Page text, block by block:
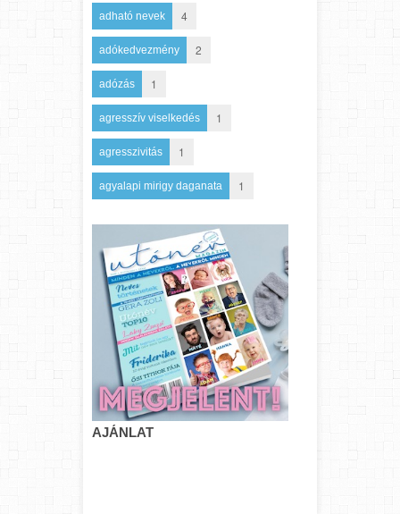
adható nevek 4
adókedvezmény 2
adózás 1
agresszív viselkedés 1
agresszivitás 1
agyalapi mirigy daganata 1
AJÁNLAT